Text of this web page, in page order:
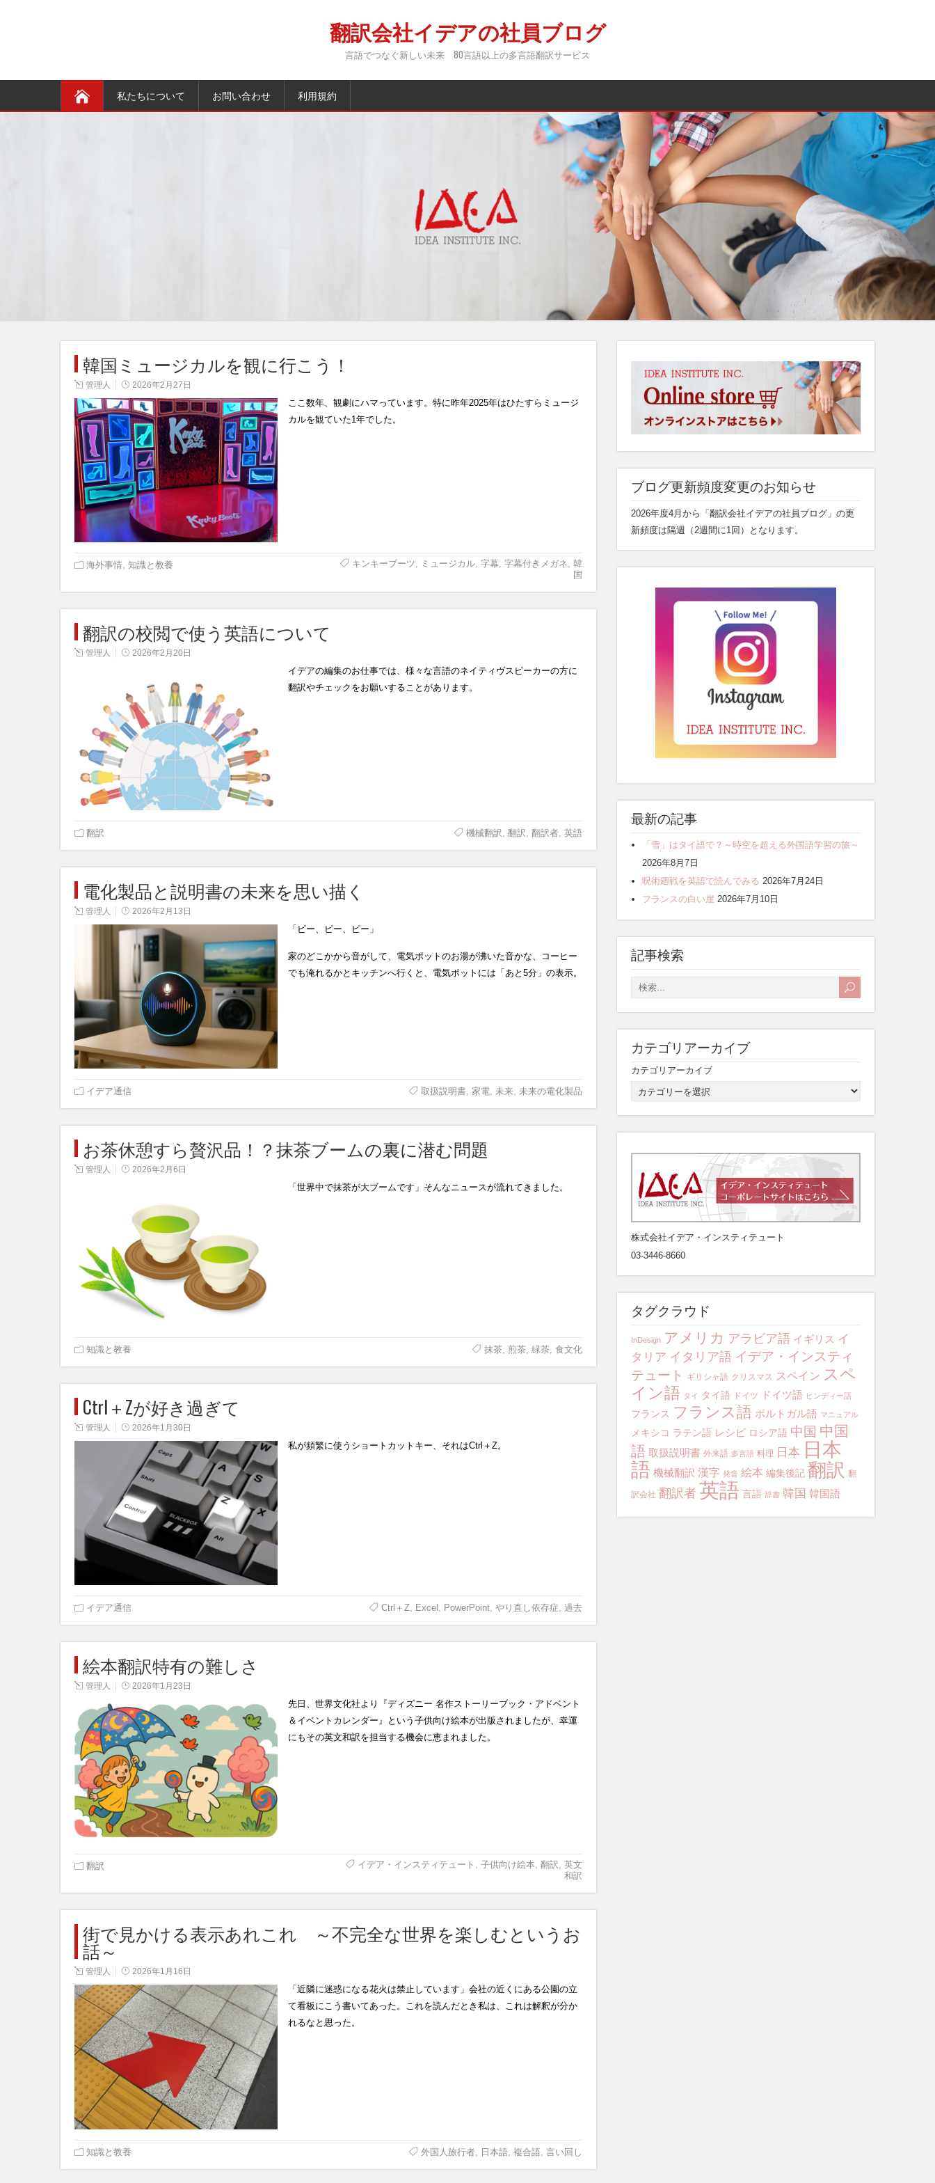
翻訳会社イデアの社員ブログ
言語でつなぐ新しい未来 80言語以上の多言語翻訳サービス
私たちについて お問い合わせ 利用規約
韓国ミュージカルを観に行こう！
管理人 2026年2月27日
ここ数年、観劇にハマっています。特に昨年2025年はひたすらミュージ
カルを観ていた1年でした。
海外事情 知識と教養 キンキーブーツ ミュージカル, 字幕 字幕付きメガネ 韓
国
翻訳の校閲で使う英語について
管理人 2026年2月20日
イデアの編集のお仕事では、様々な言語のネイティヴスピーカーの方に
翻訳やチェックをお願いすることがあります。
翻訳 機械翻訳 翻訳 翻訳者, 英語
電化製品と説明書の未来を思い描く
管理人 2026年2月13日
「ピー、ピー、ピー」
家のどこかから音がして、電気ポットのお湯が沸いた音かな、コーヒー
でも淹れるかとキッチンへ行くと、電気ポットには「あと5分」の表示。
イデア通信 取扱説明書, 家電, 未来, 未来の電化製品
お茶休憩すら贅沢品！？抹茶ブームの裏に潜む問題
管理人 2026年2月6日
「世界中で抹茶が大ブームです」そんなニュースが流れてきました。
知識と教養 抹茶, 煎茶, 緑茶, 食文化
Ctrl＋Zが好き過ぎて
管理人 2026年1月30日
私が頻繁に使うショートカットキー、それはCtrl＋Z。
イデア通信 Ctrl＋Z, Excel , PowerPoint, やり直し依存症, 過去
絵本翻訳特有の難しさ
管理人 2026年1月23日
先日、世界文化社より『ディズニー 名作ストーリーブック・アドベント
＆イベントカレンダー』という子供向け絵本が出版されましたが、幸運
にもその英文和訳を担当する機会に恵まれました。
翻訳 イデア・インスティテュート , 子供向け絵本, 翻訳, 英文
和訳
街で見かける表示あれこれ ～不完全な世界を楽しむというお
話～
管理人 2026年1月16日
「近隣に迷惑になる花火は禁止しています」会社の近くにある公園の立
て看板にこう書いてあった。これを読んだとき私は、これは解釈が分か
れるなと思った。
知識と教養 外国人旅行者, 日本語, 複合語, 言い回し
ブログ更新頻度変更のお知らせ
2026年度4月から「翻訳会社イデアの社員ブログ」の更
新頻度は隔週（2週間に1回）となります。
最新の記事
「雪」はタイ語で？～時空を超える外国語学習の旅～
2026年8月7日
呪術廻戦を英語で読んでみる 2026年7月24日
フランスの白い崖 2026年7月10日
記事検索
カテゴリアーカイブ
カテゴリアーカイブ
株式会社イデア・インスティテュート
03-3446-8660
タグクラウド
InDesign アメリカ アラビア語 イギリス イ
タリア イタリア語 イデア・インスティ
テュート
ギリシャ語 クリスマス スペイン スペ
イン語 タイ タイ語 ドイツ ドイツ語 ヒンディー語
フランス フランス語 ポルトガル語 マニュアル
メキシコ ラテン語 レシピ ロシア語 中国 中国
語 取扱説明書 外来語 多言語 料理 日本 日本
語 機械翻訳 漢字 発音 絵本 編集後記 翻訳 翻
訳会社 翻訳者 英語 言語 辞書 韓国 韓国語